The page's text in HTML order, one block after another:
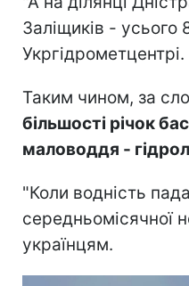
Заліщиків - усього
Укргідрометцентрі.
Таким чином, за
більшості річок
маловоддя -
"Коли водність
середньомісячної
українцям.